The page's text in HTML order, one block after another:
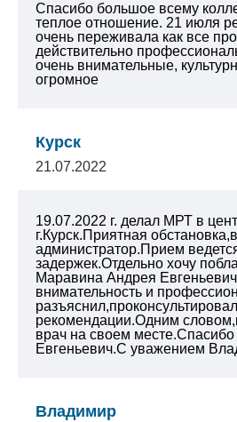
Спасибо большое всему
теплое отношение. 21 июля
очень переживала как все
действительно
очень внимательные,
огромное
Курск
21.07.2022
19.07.2022 г. делал МРТ в
г.Курск.Приятная
администратор.Прием
задержек.Отдельно хочу
Маравина Андрея
внимательность и
рекомендации.Одним
врач на своем
Евгеньевич.С уважением
Владимир